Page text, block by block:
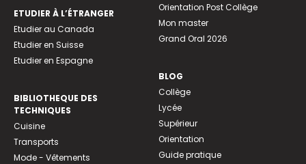
ETUDIER À L’ÉTRANGER
Etudier au Canada
Etudier en Suisse
Etudier en Espagne
BIBLIOTHEQUE DES
TECHNIQUES
Cuisine
Transports
Mode - Vêtements
Orientation Post Collège
Mon master
Grand Oral 2026
BLOG
Collège
Lycée
Supérieur
Orientation
Guide pratique